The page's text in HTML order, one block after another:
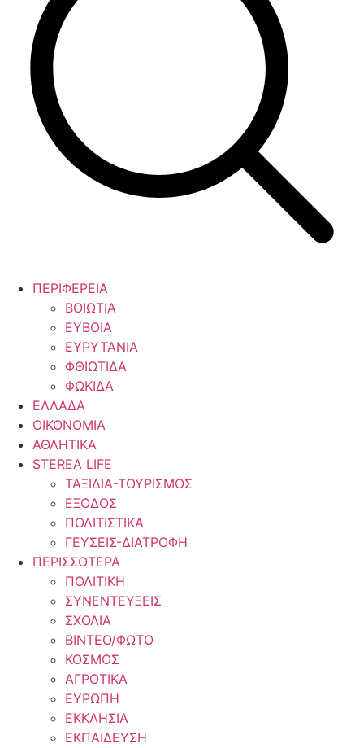
ΠΕΡΙΦΕΡΕΙΑ
ΒΟΙΩΤΙΑ
ΕΥΒΟΙΑ
ΕΥΡΥΤΑΝΙΑ
ΦΘΙΩΤΙΔΑ
ΦΩΚΙΔΑ
ΕΛΛΑΔΑ
ΟΙΚΟΝΟΜΙΑ
ΑΘΛΗΤΙΚΑ
STEREA LIFE
ΤΑΞΙΔΙΑ-ΤΟΥΡΙΣΜΟΣ
ΕΞΟΔΟΣ
ΠΟΛΙΤΙΣΤΙΚΑ
ΓΕΥΣΕΙΣ-ΔΙΑΤΡΟΦΗ
ΠΕΡΙΣΣΟΤΕΡΑ
ΠΟΛΙΤΙΚΗ
ΣΥΝΕΝΤΕΥΞΕΙΣ
ΣΧΟΛΙΑ
ΒΙΝΤΕΟ/ΦΩΤΟ
ΚΟΣΜΟΣ
ΑΓΡΟΤΙΚΑ
ΕΥΡΩΠΗ
ΕΚΚΛΗΣΙΑ
ΕΚΠΑΙΔΕΥΣΗ